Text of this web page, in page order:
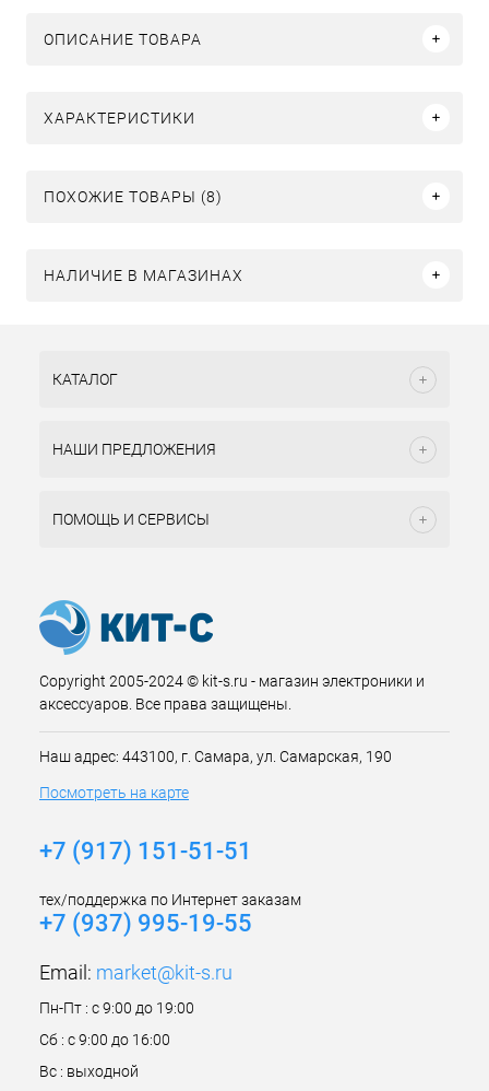
ОПИСАНИЕ ТОВАРА
ХАРАКТЕРИСТИКИ
ПОХОЖИЕ ТОВАРЫ (8)
НАЛИЧИЕ В МАГАЗИНАХ
КАТАЛОГ
НАШИ ПРЕДЛОЖЕНИЯ
ПОМОЩЬ И СЕРВИСЫ
Copyright 2005-2024 © kit-s.ru - магазин электроники и
аксессуаров. Все права защищены.
Наш адрес: 443100, г. Самара, ул. Самарская, 190
Посмотреть на карте
+7 (917) 151-51-51
тех/поддержка по Интернет заказам
+7 (937) 995-19-55
Email: market@kit-s.ru
Пн-Пт : с 9:00 до 19:00
Сб : с 9:00 до 16:00
Вс : выходной